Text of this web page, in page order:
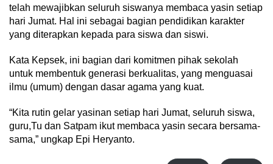
telah mewajibkan seluruh siswanya membaca yasin setiap
hari Jumat. Hal ini sebagai bagian pendidikan karakter
yang diterapkan kepada para siswa dan siswi.
Kata Kepsek, ini bagian dari komitmen pihak sekolah
untuk membentuk generasi berkualitas, yang menguasai
ilmu (umum) dengan dasar agama yang kuat.
“Kita rutin gelar yasinan setiap hari Jumat, seluruh siswa,
guru,Tu dan Satpam ikut membaca yasin secara bersama-
sama,” ungkap Epi Heryanto.